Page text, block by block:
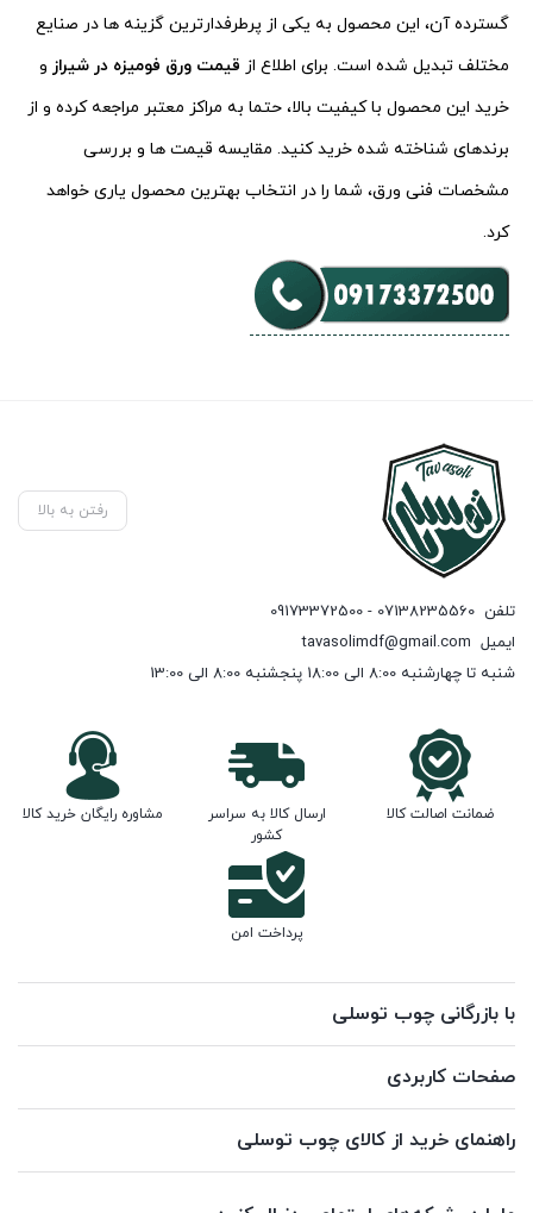
گسترده آن، این محصول به یکی از پرطرفدارترین گزینه ها در صنایع
مختلف تبدیل شده است. برای اطلاع از قیمت ورق فومیزه در شیراز و
خرید این محصول با کیفیت بالا، حتما به مراکز معتبر مراجعه کرده و از
برندهای شناخته شده خرید کنید. مقایسه قیمت ها و بررسی
مشخصات فنی ورق، شما را در انتخاب بهترین محصول یاری خواهد
کرد.
رفتن به بالا
تلفن 07138235560 - 09173372500
ایمیل tavasolimdf@gmail.com
شنبه تا چهارشنبه 8:00 الی 18:00 پنجشنبه 8:00 الی 13:00
ضمانت اصالت کالا
ارسال کالا به سراسر
کشور
مشاوره رایگان خرید کالا
پرداخت امن
با بازرگانی چوب توسلی
صفحات کاربردی
راهنمای خرید از کالای چوب توسلی